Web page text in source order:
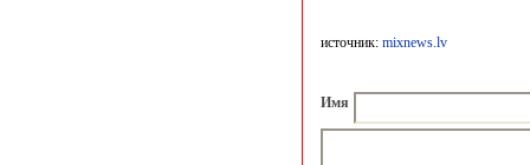
источник: mixnews.lv
Имя